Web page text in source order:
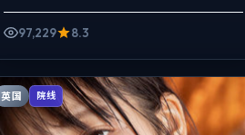
97,229 8.3
英国 院线